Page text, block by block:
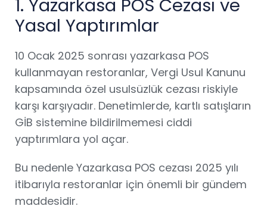
1. Yazarkasa POS Cezası ve
Yasal Yaptırımlar
10 Ocak 2025 sonrası yazarkasa POS
kullanmayan restoranlar, Vergi Usul Kanunu
kapsamında özel usulsüzlük cezası riskiyle
karşı karşıyadır. Denetimlerde, kartlı satışların
GİB sistemine bildirilmemesi ciddi
yaptırımlara yol açar.
Bu nedenle Yazarkasa POS cezası 2025 yılı
itibarıyla restoranlar için önemli bir gündem
maddesidir.